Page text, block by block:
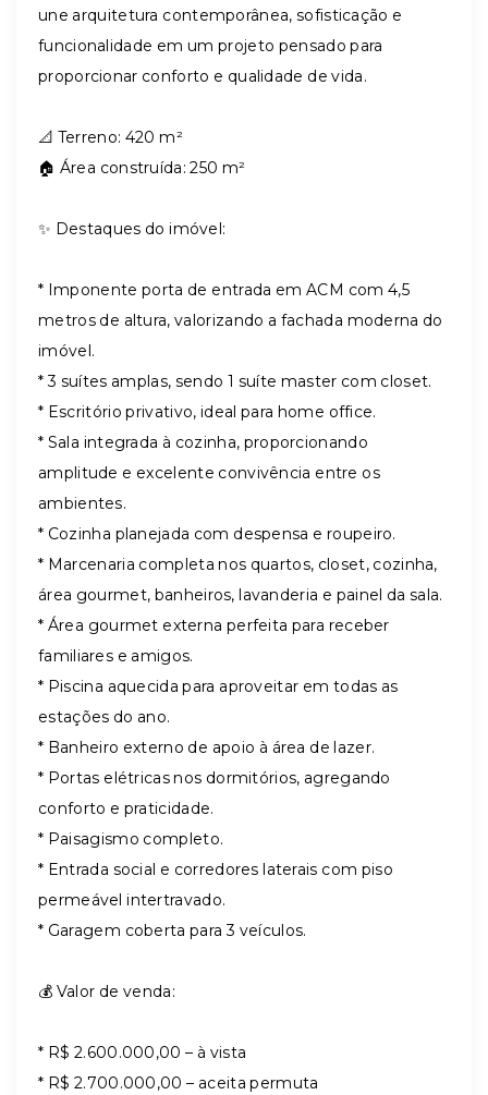
une arquitetura contemporânea, sofisticação e
funcionalidade em um projeto pensado para
proporcionar conforto e qualidade de vida.
📐 Terreno: 420 m²
🏠 Área construída: 250 m²
✨ Destaques do imóvel:
* Imponente porta de entrada em ACM com 4,5
metros de altura, valorizando a fachada moderna do
imóvel.
* 3 suítes amplas, sendo 1 suíte master com closet.
* Escritório privativo, ideal para home office.
* Sala integrada à cozinha, proporcionando
amplitude e excelente convivência entre os
ambientes.
* Cozinha planejada com despensa e roupeiro.
* Marcenaria completa nos quartos, closet, cozinha,
área gourmet, banheiros, lavanderia e painel da sala.
* Área gourmet externa perfeita para receber
familiares e amigos.
* Piscina aquecida para aproveitar em todas as
estações do ano.
* Banheiro externo de apoio à área de lazer.
* Portas elétricas nos dormitórios, agregando
conforto e praticidade.
* Paisagismo completo.
* Entrada social e corredores laterais com piso
permeável intertravado.
* Garagem coberta para 3 veículos.
💰 Valor de venda:
* R$ 2.600.000,00 – à vista
* R$ 2.700.000,00 – aceita permuta